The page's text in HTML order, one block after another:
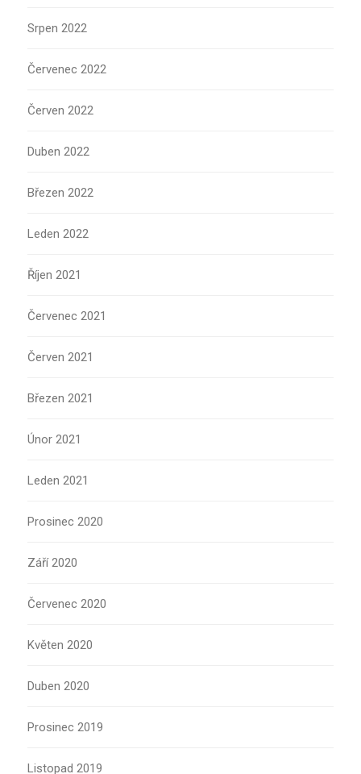
Srpen 2022
Červenec 2022
Červen 2022
Duben 2022
Březen 2022
Leden 2022
Říjen 2021
Červenec 2021
Červen 2021
Březen 2021
Únor 2021
Leden 2021
Prosinec 2020
Září 2020
Červenec 2020
Květen 2020
Duben 2020
Prosinec 2019
Listopad 2019